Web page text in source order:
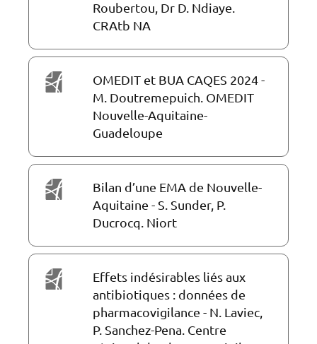
Roubertou, Dr D. Ndiaye.
CRAtb NA
OMEDIT et BUA CAQES 2024 -
M. Doutremepuich. OMEDIT
Nouvelle-Aquitaine-
Guadeloupe
Bilan d’une EMA de Nouvelle-
Aquitaine - S. Sunder, P.
Ducrocq. Niort
Effets indésirables liés aux
antibiotiques : données de
pharmacovigilance - N. Laviec,
P. Sanchez-Pena. Centre